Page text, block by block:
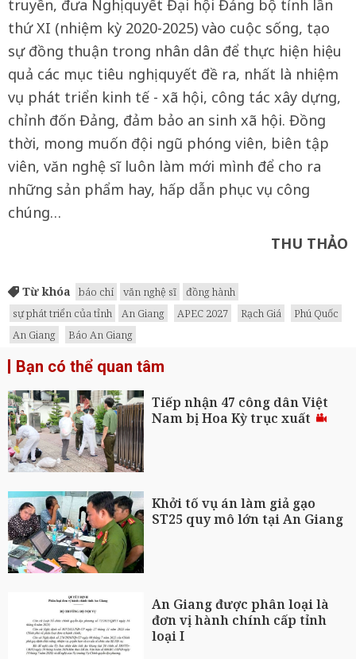
truyền, đưa Nghị quyết Đại hội Đảng bộ tỉnh lần
thứ XI (nhiệm kỳ 2020-2025) vào cuộc sống, tạo
sự đồng thuận trong nhân dân để thực hiện hiệu
quả các mục tiêu nghị quyết đề ra, nhất là nhiệm
vụ phát triển kinh tế - xã hội, công tác xây dựng,
chỉnh đốn Đảng, đảm bảo an sinh xã hội. Đồng
thời, mong muốn đội ngũ phóng viên, biên tập
viên, văn nghệ sĩ luôn làm mới mình để cho ra
những sản phẩm hay, hấp dẫn phục vụ công
chúng…
THU THẢO
Từ khóa báo chí văn nghệ sĩ
đồng hành
sự phát triển của tỉnh
An Giang APEC 2027 Rạch Giá
Phú Quốc
An Giang
Báo An Giang
Bạn có thể quan tâm
Tiếp nhận 47 công dân Việt
Nam bị Hoa Kỳ trục xuất
Khởi tố vụ án làm giả gạo
ST25 quy mô lớn tại An Giang
An Giang được phân loại là
đơn vị hành chính cấp tỉnh
loại I